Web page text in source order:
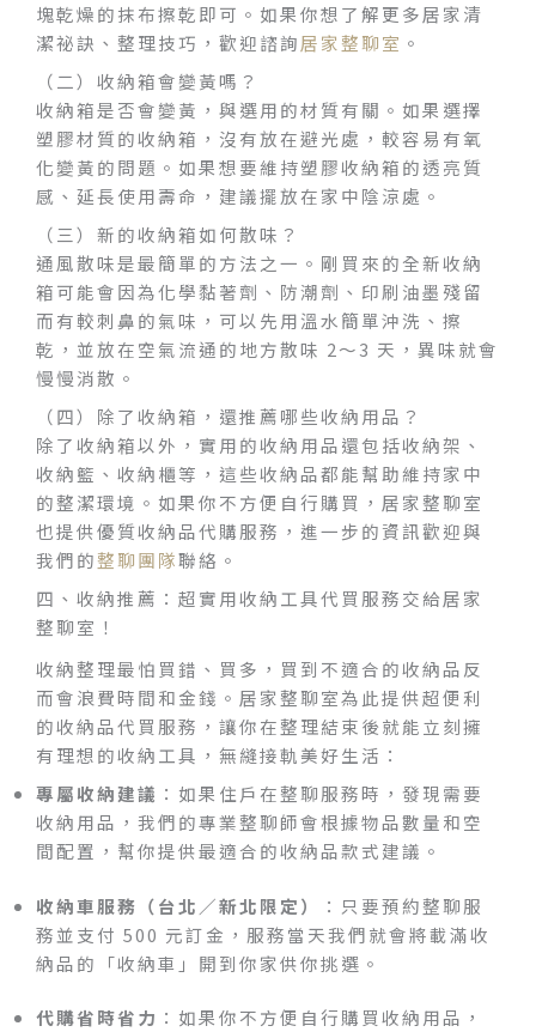
塊乾燥的抹布擦乾即可。如果你想了解更多居家清
潔祕訣、整理技巧，歡迎諮詢居家整聊室 。
（二）收納箱會變黃嗎？
收納箱是否會變黃，與選用的材質有關。如果選擇
塑膠材質的收納箱，沒有放在避光處，較容易有氧
化變黃的問題。如果想要維持塑膠收納箱的透亮質
感、延長使用壽命，建議擺放在家中陰涼處。
（三）新的收納箱如何散味？
通風散味是最簡單的方法之一。剛買來的全新收納
箱可能會因為化學黏著劑、防潮劑、印刷油墨殘留
而有較刺鼻的氣味，可以先用溫水簡單沖洗、擦
乾，並放在空氣流通的地方散味 2～3 天，異味就會
慢慢消散。
（四）除了收納箱，還推薦哪些收納用品？
除了收納箱以外，實用的收納用品還包括收納架、
收納籃、收納櫃等，這些收納品都能幫助維持家中
的整潔環境。如果你不方便自行購買，居家整聊室
也提供優質收納品代購服務，進一步的資訊歡迎與
我們的整聊團隊聯絡。
四、收納推薦：超實用收納工具代買服務交給居家
整聊室！
收納整理最怕買錯、買多，買到不適合的收納品反
而會浪費時間和金錢。居家整聊室為此提供超便利
的收納品代買服務，讓你在整理結束後就能立刻擁
有理想的收納工具，無縫接軌美好生活：
專屬收納建議 ：如果住戶在整聊服務時，發現需要
收納用品，我們的專業整聊師會根據物品數量和空
間配置，幫你提供最適合的收納品款式建議。
收納車服務（台北／新北限定）
：只要預約整聊服
務並支付 500 元訂金，服務當天我們就會將載滿收
納品的「收納車」開到你家供你挑選。
代購省時省力 ：如果你不方便自行購買收納用品，